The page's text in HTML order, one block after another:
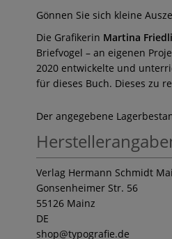
Gönnen Sie sich kleine
Die Grafikerin Martina Friedli
Briefvogel – an eigenen
2020 entwickelte und
für dieses Buch. Dieses zu
Der angegebene
Verlag Hermann Schmidt
Gonsenheimer Str. 56
55126 Mainz
DE
shop@typografie.de